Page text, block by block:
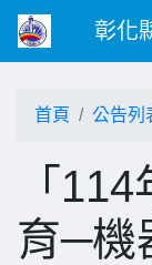
彰化
首頁 公告列
「
育─機